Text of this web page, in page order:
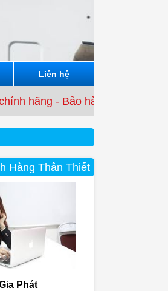
Liên hệ
hành từ 3 tháng đến 12
Hàng Thân Thiết
Phát